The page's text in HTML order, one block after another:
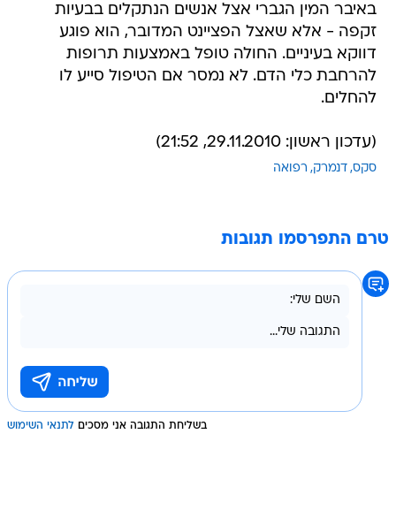
באיבר המין הגברי אצל אנשים הנתקלים בבעיות
זקפה - אלא שאצל הפציינט המדובר, הוא פוגע
דווקא בעיניים. החולה טופל באמצעות תרופות
להרחבת כלי הדם. לא נמסר אם הטיפול סייע לו
להחלים.
(עדכון ראשון: 29.11.2010, 21:52)
סקס דנמרק רפואה
טרם התפרסמו תגובות
בשליחת התגובה אני מסכים לתנאי השימוש